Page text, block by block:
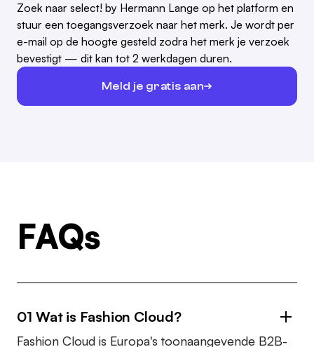
Zoek naar select! by Hermann Lange op het platform en
stuur een toegangsverzoek naar het merk. Je wordt per
e-mail op de hoogte gesteld zodra het merk je verzoek
bevestigt — dit kan tot 2 werkdagen duren.
Meld je gratis aan
FAQs
01 Wat is Fashion Cloud?
Fashion Cloud is Europa's toonaangevende B2B-